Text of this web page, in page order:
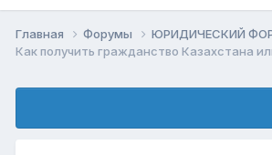
Главная Форумы ЮРИДИЧЕСКИЙ
Как получить гражданство Казахстана